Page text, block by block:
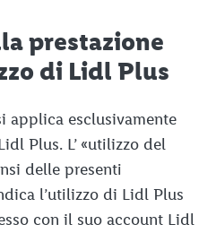
prestazione
di Lidl Plus
applica esclusivamente
Plus. L’ «utilizzo del
delle presenti
l’utilizzo di Lidl Plus
con il suo account Lidl